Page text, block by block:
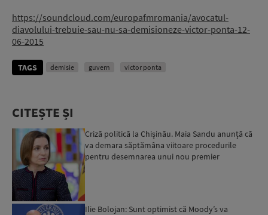
https://soundcloud.com/europafmromania/avocatul-
diavolului-trebuie-sau-nu-sa-demisioneze-victor-ponta-12-
06-2015
TAGS demisie guvern victor ponta
CITEȘTE ȘI
Criză politică la Chișinău. Maia Sandu anunță că
va demara săptămâna viitoare procedurile
pentru desemnarea unui nou premier
Ilie Bolojan: Sunt optimist că Moody’s va